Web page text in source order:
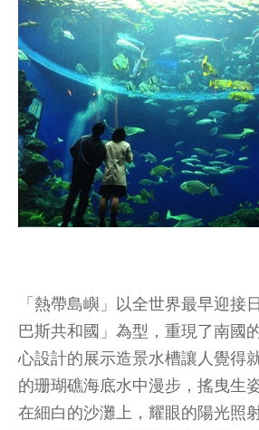
「熱帶島嶼」以全世界最早迎接
巴斯共和國」為型，重現了南國
心設計的展示造景水槽讓人覺得
的珊瑚礁海底水中漫步，搖曳生
在細白的沙灘上，耀眼的陽光照